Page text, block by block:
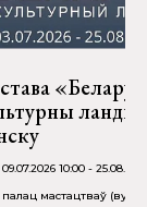
09.07.2026 10:00 -
палац мастацтваў (вул.